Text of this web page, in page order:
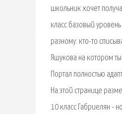
школьник хочет
класс базовый
разному: кто-то
Яшукова на котором
Портал полностью
На этой странице
10 класс Габриелян -